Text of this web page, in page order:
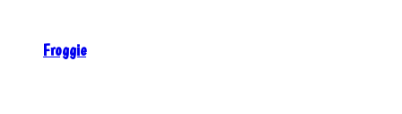
Froggie